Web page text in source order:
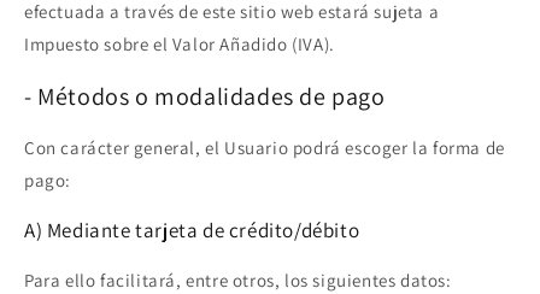
efectuada a través de este sitio web estará sujeta a
Impuesto sobre el Valor Añadido (IVA).
- Métodos o modalidades de pago
Con carácter general, el Usuario podrá escoger la forma de
pago:
A) Mediante tarjeta de crédito/débito
Para ello facilitará, entre otros, los siguientes datos: